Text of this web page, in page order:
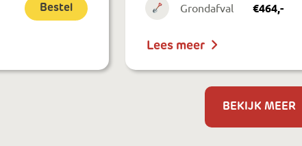
Bestel Grondafval €464,-
Lees meer
BEKIJK MEER